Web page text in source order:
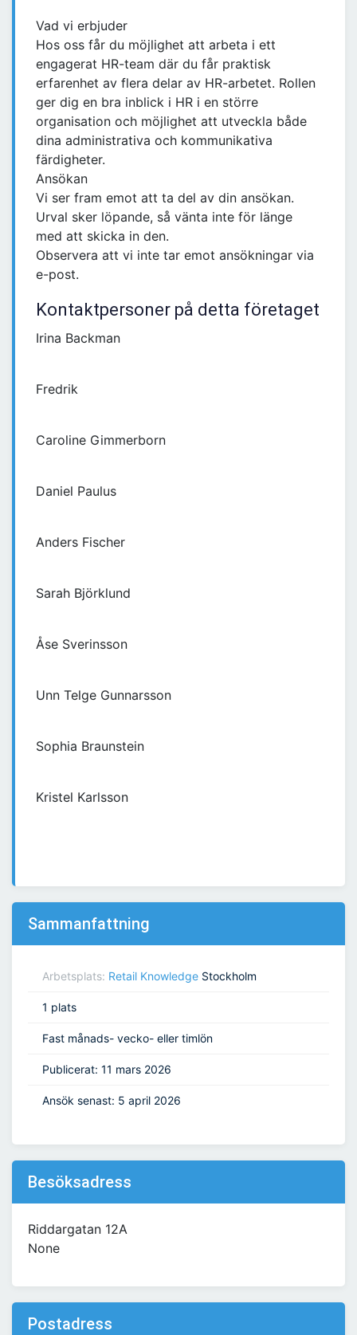
Vad vi erbjuder
Hos oss får du möjlighet att arbeta i ett
engagerat HR-team där du får praktisk
erfarenhet av flera delar av HR-arbetet. Rollen
ger dig en bra inblick i HR i en större
organisation och möjlighet att utveckla både
dina administrativa och kommunikativa
färdigheter.
Ansökan
Vi ser fram emot att ta del av din ansökan.
Urval sker löpande, så vänta inte för länge
med att skicka in den.
Observera att vi inte tar emot ansökningar via
e-post.
Kontaktpersoner på detta företaget
Irina Backman
Fredrik
Caroline Gimmerborn
Daniel Paulus
Anders Fischer
Sarah Björklund
Åse Sverinsson
Unn Telge Gunnarsson
Sophia Braunstein
Kristel Karlsson
Sammanfattning
Arbetsplats: Retail Knowledge Stockholm
1 plats
Fast månads- vecko- eller timlön
Publicerat: 11 mars 2026
Ansök senast: 5 april 2026
Besöksadress
Riddargatan 12A
None
Postadress